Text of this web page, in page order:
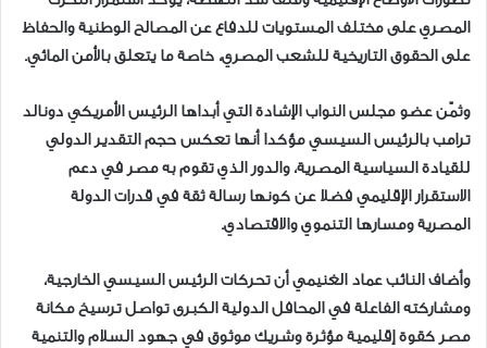
المصري على مختلف المستويات للدفاع عن المصالح الوطنية والحفاظ
على الحقوق التاريخية للشعب المصري، خاصة ما يتعلق بالأمن المائي.
وثمّن عضو مجلس النواب الإشادة التي أبداها الرئيس الأمريكي دونالد
ترامب بالرئيس السيسي مؤكدا أنها تعكس حجم التقدير الدولي
للقيادة السياسية المصرية، والدور الذي تقوم به مصر في دعم
الاستقرار الإقليمي فضلا عن كونها رسالة ثقة في قدرات الدولة
المصرية ومسارها التنموي والاقتصادي.
وأضاف النائب عماد الغنيمي أن تحركات الرئيس السيسي الخارجية،
ومشاركته الفاعلة في المحافل الدولية الكبرى تواصل ترسيخ مكانة
مصر كقوة إقليمية مؤثرة وشريك موثوق في جهود السلام والتنمية